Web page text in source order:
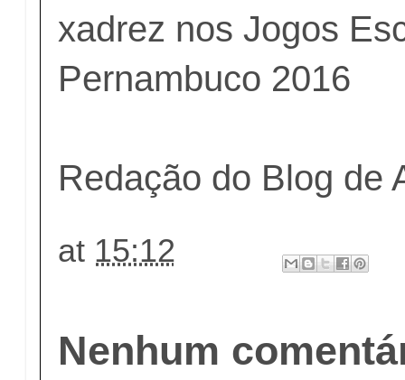
xadrez nos Jogos
Pernambuco 2016
Redação do Blog de
at 15:12
Nenhum